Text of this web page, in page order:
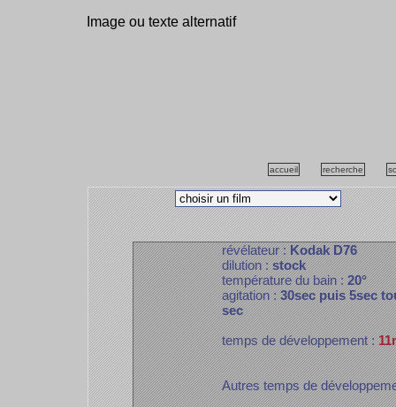
Image ou texte alternatif
accueil recherche
révélateur :Kodak D76
dilution :stock
température du bain :20°
agitation :30sec puis 5sec
sec
temps de développement :
Autres temps de